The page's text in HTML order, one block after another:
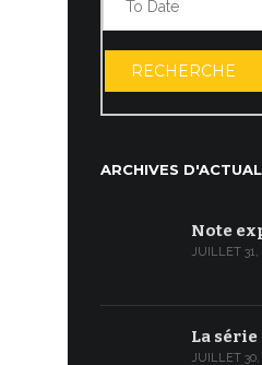
RECHERCHE
ARCHIVES
Note
JUILLET 31,
La
JUILLET 30,